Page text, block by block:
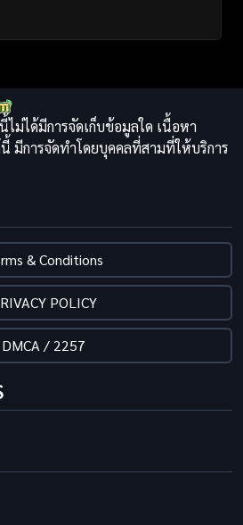
ม่ได้มีการจัดเก็บข้อมูลใด เนื้อหา
มีการจัดทำโดยบุคคลที่สามที่ให้บริการ
& Conditions
POLICY
DMCA / 2257